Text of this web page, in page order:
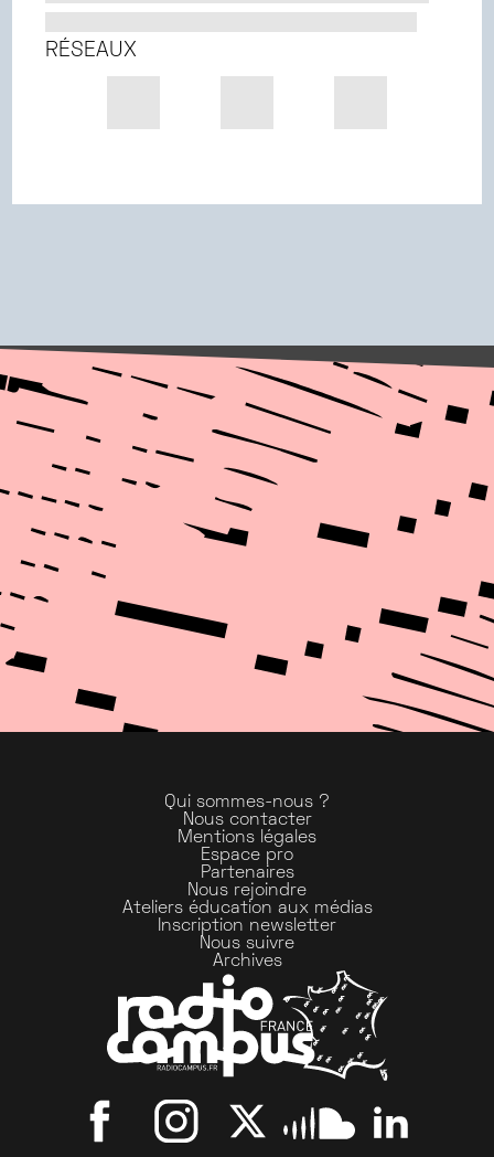
RÉSEAUX
Qui sommes-nous ?
Nous contacter
Mentions légales
Espace pro
Partenaires
Nous rejoindre
Ateliers éducation aux médias
Inscription newsletter
Nous suivre
Archives